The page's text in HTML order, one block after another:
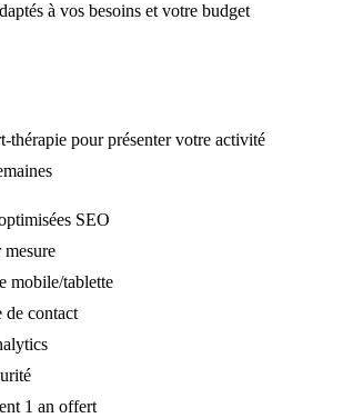
à vos besoins et votre budget
thérapie pour présenter votre activité
SEO
mobile/tablette
de contact
1 an offert